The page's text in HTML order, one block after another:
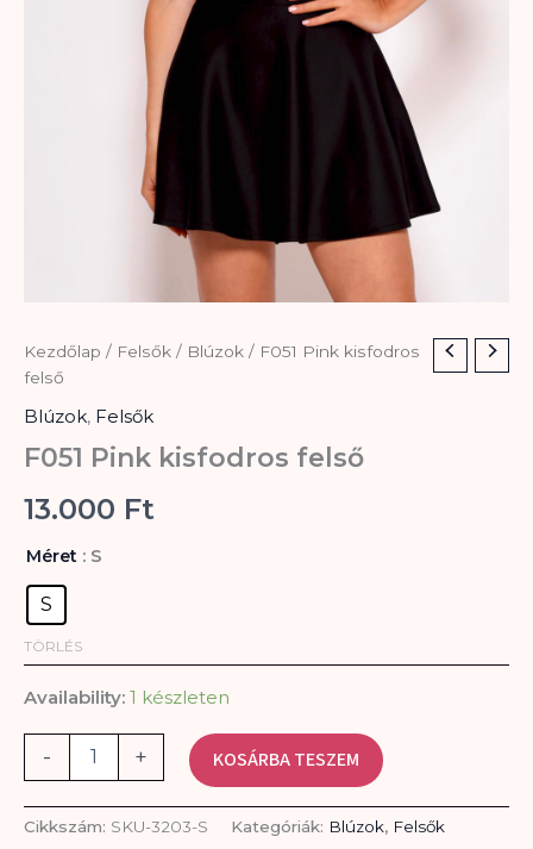
Kezdőlap / Felsők / Blúzok / F051 Pink kisfodros
felső
Blúzok, Felsők
F051 Pink kisfodros felső
13.000 Ft
Méret : S
S
TÖRLÉS
Availability: 1 készleten
-
F051
Pink
felső
mennyiség
+ KOSÁRBA TESZEM
Cikkszám: SKU-3203-S Kategóriák: Blúzok, Felsők